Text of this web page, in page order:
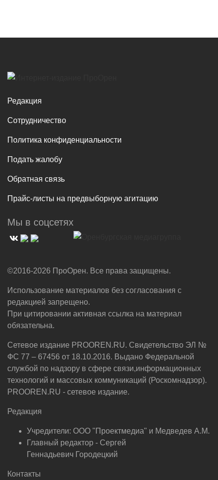
Редакция
Сотрудничество
Политика конфиденциальности
Подать жалобу
Обратная связь
Прайс-листы на предвыборную агитацию
Мы в соцсетях
©2016-2026 ПроОрен. Все права защищены.
Использование материалов без согласования с
редакцией запрещено.
При цитировании активная ссылка на материал
обязательна.
Сетевое издание PROOREN.RU. Свидетельство ЭЛ №
ФС 77 – 67456 от 18.10.2016. Выдано Федеральной
службой по надзору в сфере связи,информационных
технологий и массовых коммуникаций (Роскомнадзор).
PROOREN.RU - сетевое издание.
Редакция
Учредители: ООО "Проектмедиа" и Медведев А.М.
Главный редактор - Сергей
Геннадьевич Городецкий
Контакты